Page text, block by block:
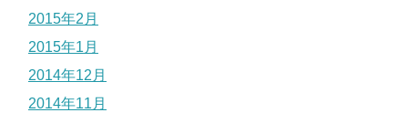
2015年2月
2015年1月
2014年12月
2014年11月